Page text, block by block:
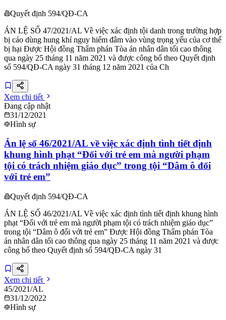
Quyết định 594/QĐ-CA
ÁN LỆ SỐ 47/2021/AL Về việc xác định tội danh trong trường hợp
bị cáo dùng hung khí nguy hiểm đâm vào vùng trọng yếu của cơ thể
bị hại Được Hội đồng Thẩm phán Tòa án nhân dân tối cao thông
qua ngày 25 tháng 11 năm 2021 và được công bố theo Quyết định
số 594/QĐ-CA ngày 31 tháng 12 năm 2021 của Ch
Xem chi tiết
Đang cập nhật
31/12/2021
Hình sự
Án lệ số 46/2021/AL về việc xác định tình tiết định
khung hình phạt “Đối với trẻ em mà người phạm
tội có trách nhiệm giáo dục” trong tội “Dâm ô đối
với trẻ em”
Quyết định 594/QĐ-CA
ÁN LỆ SỐ 46/2021/AL Về việc xác định tình tiết định khung hình
phạt “Đối với trẻ em mà người phạm tội có trách nhiệm giáo dục”
trong tội “Dâm ô đối với trẻ em” Được Hội đồng Thẩm phán Tòa
án nhân dân tối cao thông qua ngày 25 tháng 11 năm 2021 và được
công bố theo Quyết định số 594/QĐ-CA ngày 31
Xem chi tiết
45/2021/AL
31/12/2022
Hình sự